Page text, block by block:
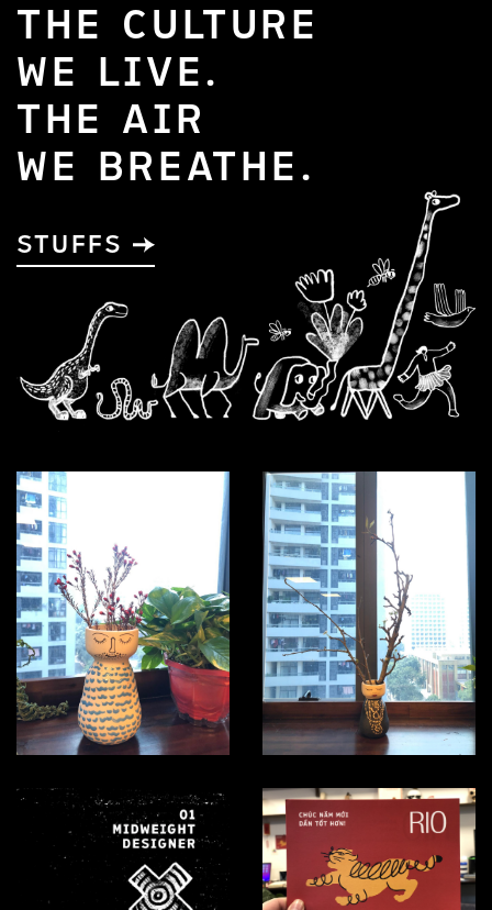
THE CULTURE
WE LIVE.
THE AIR
WE BREATHE.
STUFFS